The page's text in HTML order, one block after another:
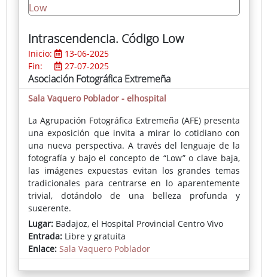
Intrascendencia. Código Low
Inicio:
13-06-2025
Fin:
27-07-2025
Asociación Fotográfica Extremeña
Sala Vaquero Poblador - elhospital
La Agrupación Fotográfica Extremeña (AFE) presenta
una exposición que invita a mirar lo cotidiano con
una nueva perspectiva. A través del lenguaje de la
fotografía y bajo el concepto de “Low” o clave baja,
las imágenes expuestas evitan los grandes temas
tradicionales para centrarse en lo aparentemente
trivial, dotándolo de una belleza profunda y
sugerente.
Esta técnica, que prescinde de zonas blancas para
sumergirse en la oscuridad, desafía la estética
superficial de lo decorativo. En su lugar, propone un
Lugar: Badajoz, el Hospital Provincial Centro Vivo
Entrada: Libre y gratuita
Enlace: Sala Vaquero Poblador